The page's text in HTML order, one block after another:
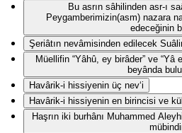
Bu asrın sâhilinden asr-ı
Peygamberimizin(asm) nazara
edeceğinin
Şeriâtın nevâmisinden edilecek
Müellifin “Yâhû, ey birâder” ve “Yâ
beyânda
Havârik-i hissiyenin üç nev‘i
Havârik-i hissiyenin en birincisi ve
Haşrın iki burhânı Muhammed